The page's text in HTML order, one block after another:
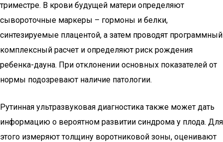
триместре. В крови будущей матери определяют
сывороточные маркеры – гормоны и белки,
синтезируемые плацентой, а затем проводят программный
комплексный расчет и определяют риск рождения
ребенка-дауна. При отклонении основных показателей от
нормы подозревают наличие патологии.
Рутинная ультразвуковая диагностика также может дать
информацию о вероятном развитии синдрома у плода. Для
этого измеряют толщину воротниковой зоны, оценивают